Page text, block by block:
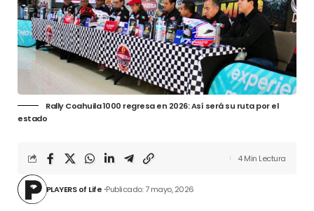
Rally Coahuila 1000 regresa en 2026: Así será su ruta por el
estado
PLAYERS of Life Publicado: 7 mayo, 2026
4 Min Lectura